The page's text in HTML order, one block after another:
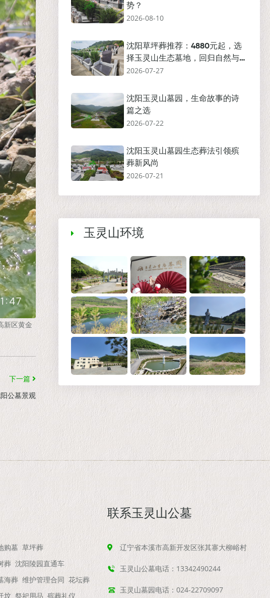
新区黄金
下一篇
公墓景观
势？
2026-08-10
沈阳草坪葬推荐：4880元起，选
择玉灵山生态墓地，回归自然与
孝道结合
2026-07-27
沈阳玉灵山墓园，生命故事的诗
篇之选
2026-07-22
沈阳玉灵山墓园生态葬法引领殡
葬新风尚
2026-07-21
玉灵山环境
购墓 草坪葬
葬 沈阳陵园直通车
海葬 维护管理合同 花坛葬
坟 祭祀用品 殡葬礼仪
联系玉灵山公墓
辽宁省本溪市高新开发区张其寨大柳峪村
玉灵山公墓电话：13342490244
玉灵山墓园电话：024-22709097